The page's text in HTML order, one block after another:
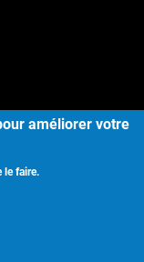
améliorer votre
le faire.